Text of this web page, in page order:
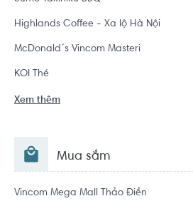
Highlands Coffee - Xa lộ Hà Nội
McDonald´s Vincom Masteri
KOI Thé
Xem thêm
Mua sắm
Vincom Mega Mall Thảo Điền